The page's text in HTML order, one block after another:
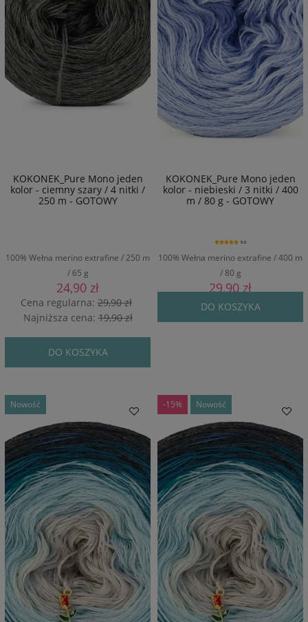
KOKONEK_Pure Mono jeden
kolor - ciemny szary / 4 nitki /
250 m - GOTOWY
100% Wełna merino extrafine / 250 m
/ 65 g
24,90 zł
Cena regularna:29,90 zł
Najniższa cena:19,90 zł
DO KOSZYKA
KOKONEK_Pure Mono jeden
kolor - niebieski / 3 nitki / 400
m / 80 g - GOTOWY
100% Wełna merino extrafine / 400 m
/ 80 g
5.0
29,90 zł
DO KOSZYKA
Nowość -15% Nowość